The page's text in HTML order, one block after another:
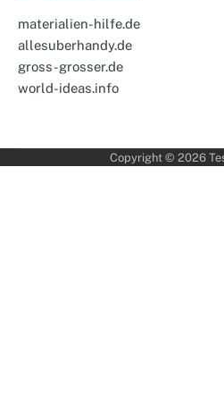
materialien-hilfe.de
allesuberhandy.de
gross-grosser.de
world-ideas.info
Copyright © 2026